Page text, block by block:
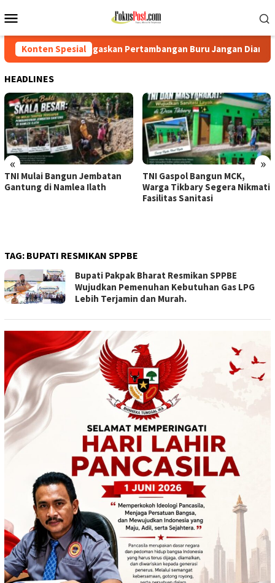
ke
Mobile
Konten Spesial
Pertambangan Buru Jangan Dianaktirikan TNI
HEADLINES
« »
TNI Mulai Bangun Jembatan
Gantung di Namlea Ilath
TNI Gaspol Bangun MCK,
Warga Tikbary Segera Nikmati
Fasilitas Sanitasi
TAG: BUPATI RESMIKAN SPPBE
Bupati Pakpak Bharat Resmikan SPPBE
Wujudkan Pemenuhan Kebutuhan Gas LPG
Lebih Terjamin dan Murah.